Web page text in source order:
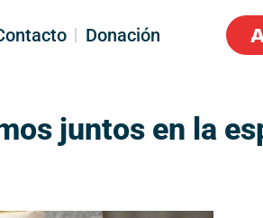
Donación
juntos en la